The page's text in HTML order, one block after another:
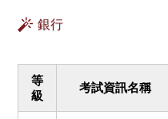
銀行
等
級
考試資訊名稱